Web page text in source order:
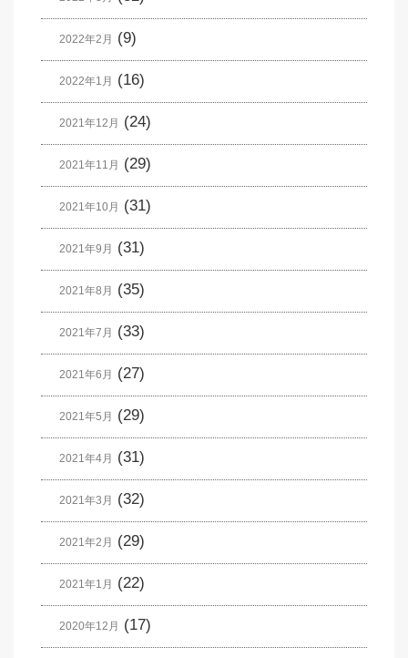
2022年2月 (9)
2022年1月 (16)
2021年12月 (24)
2021年11月 (29)
2021年10月 (31)
2021年9月 (31)
2021年8月 (35)
2021年7月 (33)
2021年6月 (27)
2021年5月 (29)
2021年4月 (31)
2021年3月 (32)
2021年2月 (29)
2021年1月 (22)
2020年12月 (17)